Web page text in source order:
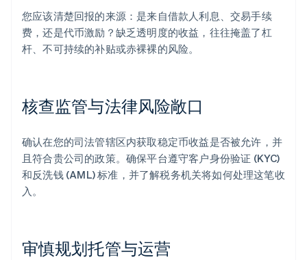
您应该清楚回报的来源：是来自借款人利息、交易手续
费，还是代币激励？缺乏透明度的收益，往往掩盖了杠
杆、不可持续的补贴或赤裸裸的风险。
核查监管与法律风险敞口
确认在您的司法管辖区内获取稳定币收益是否被允许，并
且符合贵公司的政策。确保平台遵守客户身份验证 (KYC)
和反洗钱 (AML) 标准，并了解税务机关将如何处理这笔收
入。
审慎规划托管与运营